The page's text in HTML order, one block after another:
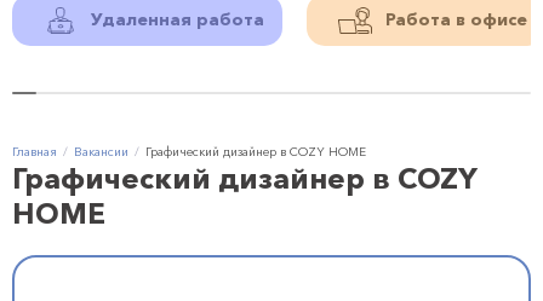
Удаленная работа Работа в офисе
Главная Вакансии Графический дизайнер в COZY HOME
Графический дизайнер в COZY
HOME